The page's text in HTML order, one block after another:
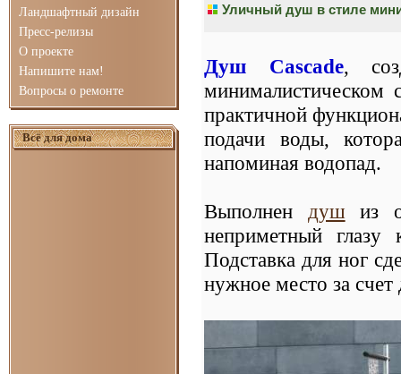
Ландшафтный дизайн
Пресс-релизы
О проекте
Напишите нам!
Вопросы о ремонте
Всё для дома
Уличный душ в стиле
Душ Cascade,
минималистическом
практичной
подачи воды,
напоминая водопад.
Выполнен душ из
неприметный
Подставка для ног
нужное место за счет